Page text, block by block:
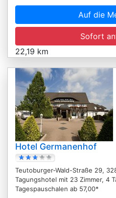
Auf die
Sofort
22,19 km
Hotel Germanenhof
Teutoburger-Wald-Straße 29,
Tagungshotel mit 23 Zimmer, 4
Tagespauschalen ab 57,00*